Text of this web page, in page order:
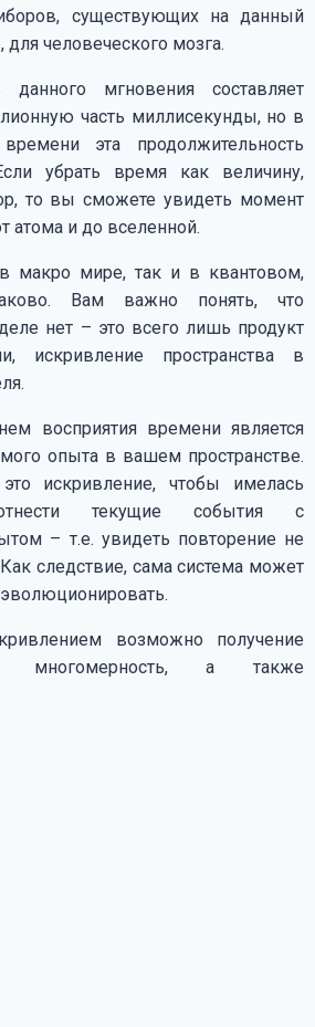
существующих на данный
человеческого мозга.
данного мгновения составляет
часть миллисекунды, но в
эта продолжительность
убрать время как величину,
то вы сможете увидеть момент
атома и до вселенной.
макро мире, так и в квантовом,
Вам важно понять, что
нет – это всего лишь продукт
искривление пространства в
восприятия времени является
опыта в вашем пространстве.
искривление, чтобы имелась
текущие события с
– т.е. увидеть повторение не
следствие, сама система может
возможно получение
а также